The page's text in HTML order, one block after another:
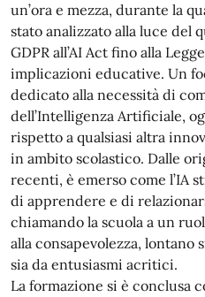
un’ora e mezza, durante la
stato analizzato alla luce del
GDPR all’AI Act fino alla
implicazioni educative. Un
dedicato alla necessità di
dell’Intelligenza Artificiale,
rispetto a qualsiasi altra
in ambito scolastico. Dalle
recenti, è emerso come l’IA
di apprendere e di
chiamando la scuola a un
alla consapevolezza,
sia da entusiasmi acritici.
La formazione si è conclusa